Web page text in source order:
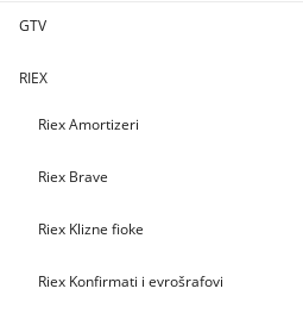
GTV
RIEX
Riex Amortizeri
Riex Brave
Riex Klizne fioke
Riex Konfirmati i evrošrafovi